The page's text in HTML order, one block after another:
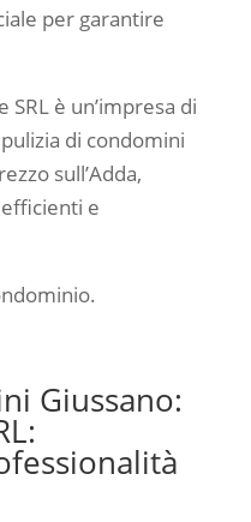
per garantire
SRL è un’impresa di
di condomini
sull’Adda,
e
Giussano: